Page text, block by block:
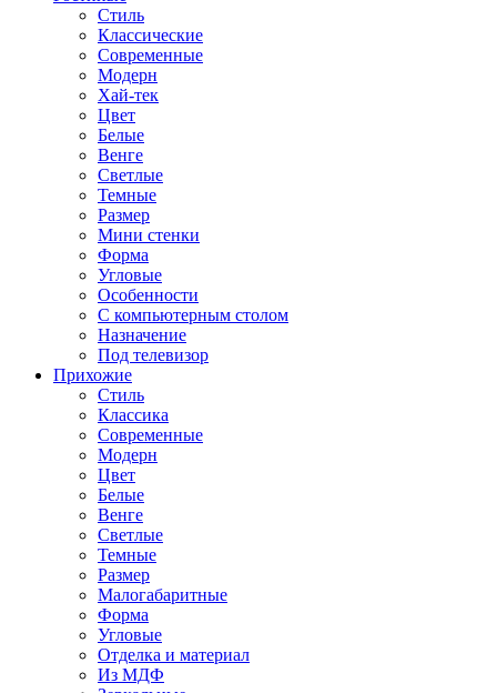
Стиль
Классические
Современные
Модерн
Хай-тек
Цвет
Белые
Венге
Светлые
Темные
Размер
Мини стенки
Форма
Угловые
Особенности
С компьютерным столом
Назначение
Под телевизор
Прихожие
Стиль
Классика
Современные
Модерн
Цвет
Белые
Венге
Светлые
Темные
Размер
Малогабаритные
Форма
Угловые
Отделка и материал
Из МДФ